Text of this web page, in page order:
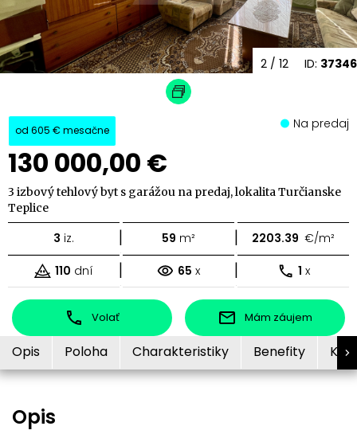
ID: 37346
2 / 12
od 605 € mesačne
130 000,00 €
Na predaj
3 izbový tehlový byt s garážou na predaj, lokalita Turčianske
Teplice
3 iz. | 59 m² | 2203.39 €/m²
110 dní | 65 x | 1 x
Volať Mám záujem
Opis Poloha Charakteristiky Benefity
Opis